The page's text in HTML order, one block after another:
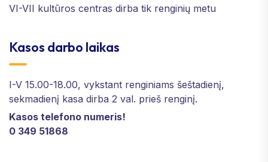
VI-VII kultūros centras dirba tik renginių metu
Kasos darbo laikas
I-V 15.00-18.00, vykstant renginiams šeštadienį,
sekmadienį kasa dirba 2 val. prieš renginį.
Kasos telefono numeris!
0 349 51868